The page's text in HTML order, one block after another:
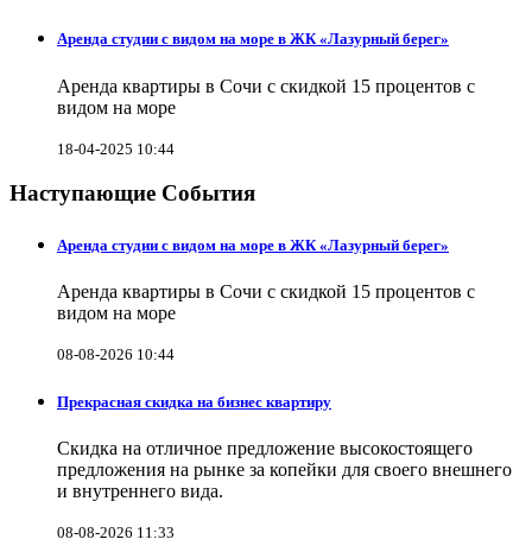
Аренда студии с видом на море в ЖК «Лазурный берег»
Аренда квартиры в Сочи с скидкой 15 процентов с
видом на море
18-04-2025 10:44
Наступающие События
Аренда студии с видом на море в ЖК «Лазурный берег»
Аренда квартиры в Сочи с скидкой 15 процентов с
видом на море
08-08-2026 10:44
Прекрасная скидка на бизнес квартиру
Скидка на отличное предложение высокостоящего
предложения на рынке за копейки для своего внешнего
и внутреннего вида.
08-08-2026 11:33